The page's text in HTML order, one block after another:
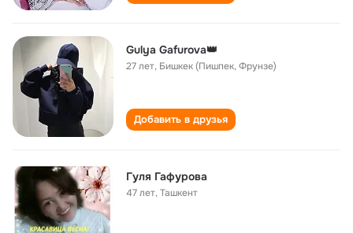
Gulya Gafurova👑
27 лет, Бишкек (Пишпек, Фрунзе)
Добавить в друзья
Гуля Гафурова
47 лет,Ташкент